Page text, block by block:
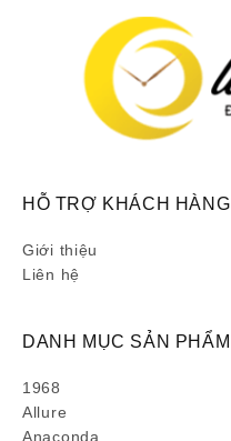
HỖ TRỢ KHÁCH HÀNG
Giới thiệu
Liên hệ
DANH MỤC SẢN PHẨM
1968
Allure
Anaconda